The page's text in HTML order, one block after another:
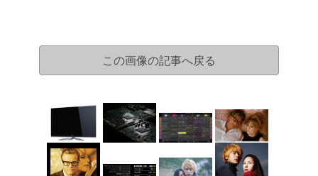
この画像の記事へ戻る